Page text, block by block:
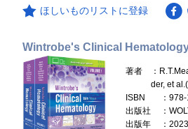
ほしいものリストに登録
Wintrobe's Clinical
著者
：
der, et
ISBN
：
出版社
：
出版年
：